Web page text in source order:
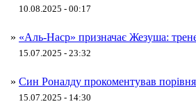
10.08.2025 - 00:17
» «Аль-Наср» призначає Жезуша:
15.07.2025 - 23:32
» Син Роналду прокоментував
15.07.2025 - 14:30